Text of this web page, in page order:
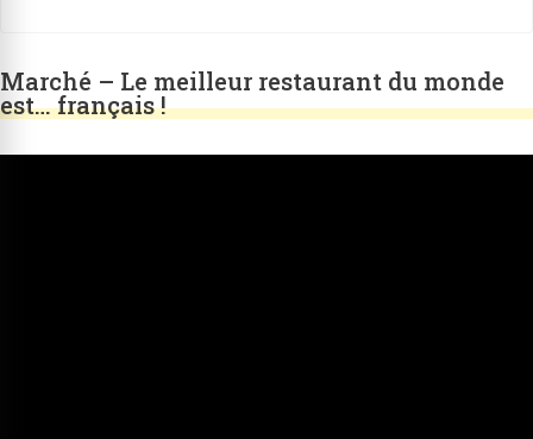
Marché – Le meilleur restaurant du monde
est… français !